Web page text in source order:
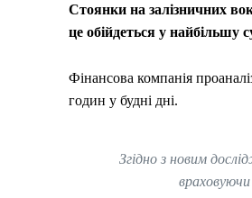
Стоянки на залізничних
це обійдеться у найбільшу
Фінансова компанія
годин у будні дні.
Згідно з новим